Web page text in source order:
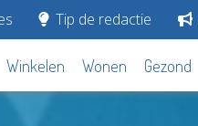
Tip de redactie
Winkelen Wonen Gezond